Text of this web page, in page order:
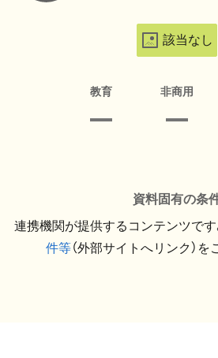
該当なし
教育 非商用
資料固有の条
連携機関が提供するコンテンツです
件等（外部サイトへリンク）を